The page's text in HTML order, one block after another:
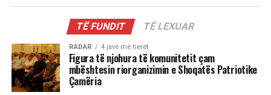
TË FUNDIT TË LEXUAR
RADAR 4 javë më herët
Figura të njohura të komunitetit çam
mbështesin riorganizimin e Shoqatës Patriotike
Çamëria